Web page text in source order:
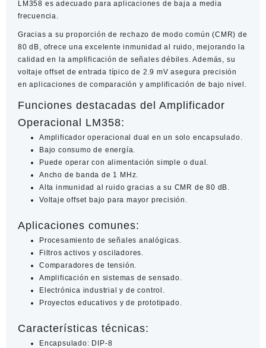
LM358 es adecuado para aplicaciones de baja a media
frecuencia.
Gracias a suproporción de rechazo de modo común (CMR) de
80 dB , ofrece una excelente inmunidad al ruido, mejorando la
calidad en la amplificación de señales débiles. Además, su
voltaje offset de entrada típico de 2.9 mV asegura precisión
en aplicaciones de comparación y amplificación de bajo nivel.
Funciones destacadas del Amplificador
Operacional LM358:
Amplificador operacional dual en un solo encapsulado.
Bajo consumo de energía.
Puede operar con alimentación simple o dual.
Ancho de banda de 1 MHz.
Alta inmunidad al ruido gracias a su CMR de 80 dB.
Voltaje offset bajo para mayor precisión.
Aplicaciones comunes:
Procesamiento de señales analógicas.
Filtros activos y osciladores.
Comparadores de tensión.
Amplificación en sistemas de sensado.
Electrónica industrial y de control.
Proyectos educativos y de prototipado.
Características técnicas:
Encapsulado: DIP-8